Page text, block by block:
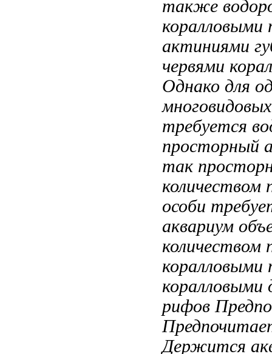
также
коралловыми
актиниями
червями
Однако для
требуется
просторный
так
особи
аквариум
количеством
коралловыми
коралловыми
рифов
Держится